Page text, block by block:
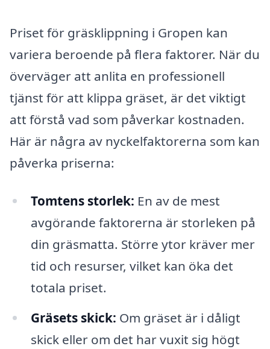
Priset för gräsklippning i Gropen kan
variera beroende på flera faktorer. När du
överväger att anlita en professionell
tjänst för att klippa gräset, är det viktigt
att förstå vad som påverkar kostnaden.
Här är några av nyckelfaktorerna som kan
påverka priserna:
Tomtens storlek: En av de mest
avgörande faktorerna är storleken på
din gräsmatta. Större ytor kräver mer
tid och resurser, vilket kan öka det
totala priset.
Gräsets skick: Om gräset är i dåligt
skick eller om det har vuxit sig högt